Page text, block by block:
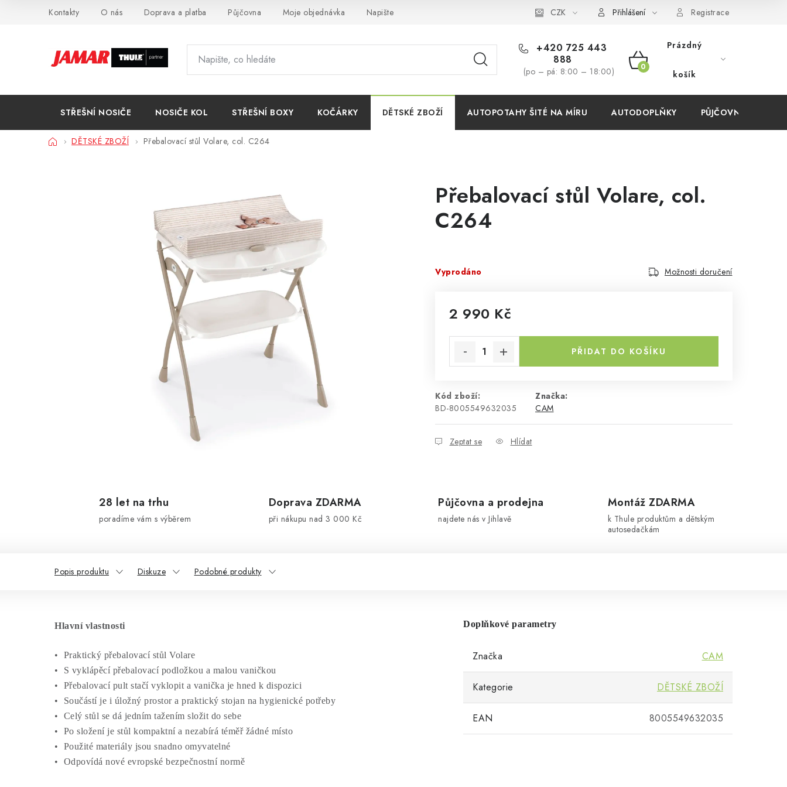
Kontakty O nás Doprava a platba Půjčovna Moje objednávka Napište nám Obchodní podmínky
CZK Přihlášení Registrace
+420 725 443
888
(po – pá: 8:00 – 18:00)
NÁKUPNÍ
Prázdný
košík
STŘEŠNÍ NOSIČE NOSIČE KOL STŘEŠNÍ BOXY KOČÁRKY DĚTSKÉ ZBOŽÍ AUTOPOTAHY ŠITÉ NA MÍRU AUTODOPLŇKY PŮJČOVNA
DomůDĚTSKÉ ZBOŽÍ Přebalovací stůl Volare, col. C264
Přebalovací stůl Volare, col.
C264
Vyprodáno Možnosti doručení
2 990 Kč
PŘIDAT DO KOŠÍKU
Kód zboží:
BD-8005549632035
Značka:
CAM
Zeptat se Hlídat
28 let na trhu
poradíme vám s výběrem
Doprava ZDARMA
při nákupu nad 3 000 Kč
Půjčovna a prodejna
najdete nás v Jihlavě
Montáž ZDARMA
k Thule produktům a dětským
autosedačkám
Popis produktu Diskuze Podobné produkty
Hlavní vlastnosti
• Praktický přebalovací stůl Volare
• S vyklápěcí přebalovací podložkou a malou vaničkou
• Přebalovací pult stačí vyklopit a vanička je hned k dispozici
• Součástí je i úložný prostor a praktický stojan na hygienické potřeby
• Celý stůl se dá jedním tažením složit do sebe
• Po složení je stůl kompaktní a nezabírá téměř žádné místo
• Použité materiály jsou snadno omyvatelné
• Odpovídá nové evropské bezpečnostní normě
Doplňkové parametry
Značka CAM
Kategorie DĚTSKÉ ZBOŽÍ
EAN 8005549632035